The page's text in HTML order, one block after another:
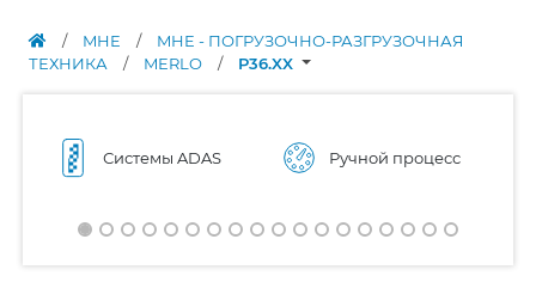
/ MHE /
MHE - ПОГРУЗОЧНО-РАЗГРУЗОЧНАЯ
ТЕХНИКА
/ MERLO / P36.XX
Системы ADAS Ручной процесс